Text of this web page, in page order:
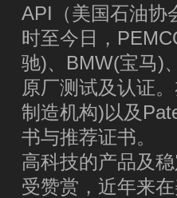
API（美国石油协
时至今日，
驰)、BMW(宝马)
原厂测试及认证
制造机构)以及
书与推荐证书。
高科技的产品及
受赞赏，近年来